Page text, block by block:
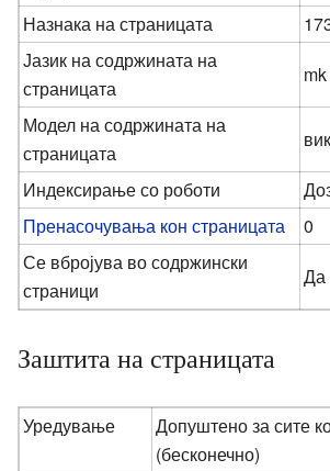
Назнака на страницата
Јазик на содржината на
страницата
Модел на содржината на
страницата
Индексирање со роботи
Пренасочувања кон страницата
0
Се вбројува во содржински
страници
Да
Заштита на страницата
Уредување
Допуштено за сите
(бесконечно)